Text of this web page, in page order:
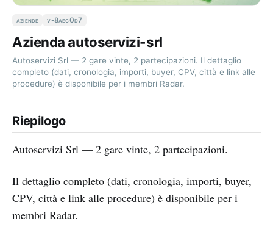
aziende v-8aec0d7
Azienda autoservizi-srl
Autoservizi Srl — 2 gare vinte, 2 partecipazioni. Il dettaglio
completo (dati, cronologia, importi, buyer, CPV, città e link alle
procedure) è disponibile per i membri Radar.
Riepilogo
Autoservizi Srl — 2 gare vinte, 2 partecipazioni.
Il dettaglio completo (dati, cronologia, importi, buyer,
CPV, città e link alle procedure) è disponibile per i
membri Radar.